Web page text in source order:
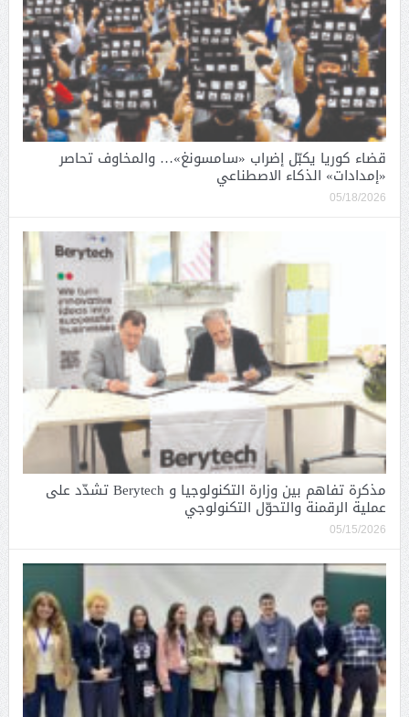
قضاء كوريا يكبّل إضراب «سامسونغ»… والمخاوف تحاصر
«إمدادات» الذكاء الاصطناعي
05/18/2026
مذكرة تفاهم بين وزارة التكنولوجيا و Berytech تشدّد على
عملية الرقمنة والتحوّل التكنولوجي
05/15/2026